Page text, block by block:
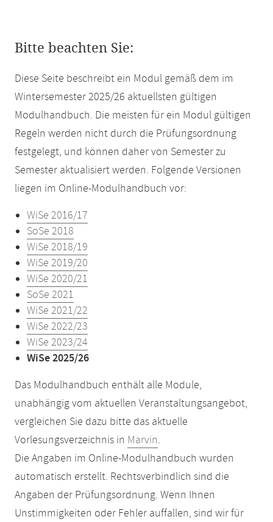
Bitte beachten Sie:
Diese Seite beschreibt ein Modul gemäß dem im
Wintersemester 2025/26 aktuellsten gültigen
Modulhandbuch. Die meisten für ein Modul gültigen
Regeln werden nicht durch die Prüfungsordnung
festgelegt, und können daher von Semester zu
Semester aktualisiert werden. Folgende Versionen
liegen im Online-Modulhandbuch vor:
WiSe 2016/17
SoSe 2018
WiSe 2018/19
WiSe 2019/20
WiSe 2020/21
SoSe 2021
WiSe 2021/22
WiSe 2022/23
WiSe 2023/24
WiSe 2025/26
Das Modulhandbuch enthält alle Module,
unabhängig vom aktuellen Veranstaltungsangebot,
vergleichen Sie dazu bitte das aktuelle
Vorlesungsverzeichnis in Marvin.
Die Angaben im Online-Modulhandbuch wurden
automatisch erstellt. Rechtsverbindlich sind die
Angaben der Prüfungsordnung. Wenn Ihnen
Unstimmigkeiten oder Fehler auffallen, sind wir für